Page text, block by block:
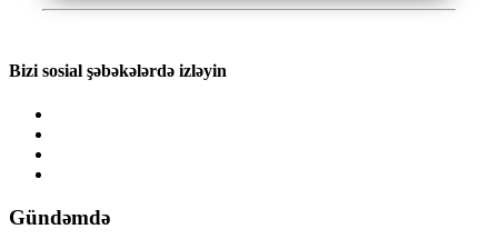
Bizi sosial şəbəkələrdə izləyin
Gündəmdə